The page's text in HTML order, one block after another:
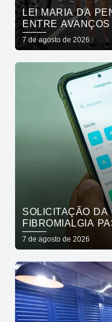
LEI MARIA DA
ENTRE
7 de agosto de 2026
SOLICITAÇÃO
FIBROMIALGIA
PESSOA NA
7 de agosto de 2026